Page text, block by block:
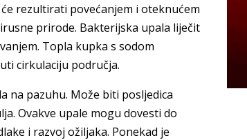
rezultirati povećanjem i oteknućem
prirode. Bakterijska upala liječit
Topla kupka s sodom
cirkulaciju područja.
na pazuhu. Može biti posljedica
Ovakve upale mogu dovesti do
i razvoj ožiljaka. Ponekad je